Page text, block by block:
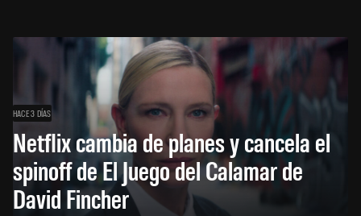
HACE 3 DÍAS
Netflix cambia de planes y cancela el
spinoff de El Juego del Calamar de
David Fincher